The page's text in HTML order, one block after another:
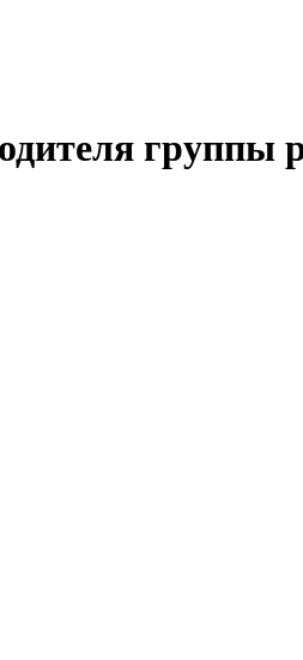
группы